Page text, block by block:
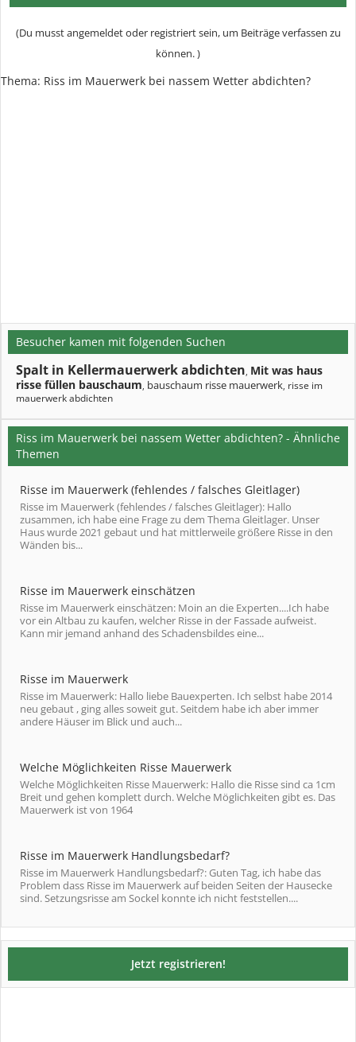
(Du musst angemeldet oder registriert sein, um Beiträge verfassen zu
können. )
Thema: Riss im Mauerwerk bei nassem Wetter abdichten?
Besucher kamen mit folgenden Suchen
Spalt in Kellermauerwerk abdichten, Mit was haus
risse füllen bauschaum, bauschaum risse mauerwerk, risse im
mauerwerk abdichten
Riss im Mauerwerk bei nassem Wetter abdichten? - Ähnliche
Themen
Risse im Mauerwerk (fehlendes / falsches Gleitlager)
Risse im Mauerwerk (fehlendes / falsches Gleitlager): Hallo
zusammen, ich habe eine Frage zu dem Thema Gleitlager. Unser
Haus wurde 2021 gebaut und hat mittlerweile größere Risse in den
Wänden bis...
Risse im Mauerwerk einschätzen
Risse im Mauerwerk einschätzen: Moin an die Experten....Ich habe
vor ein Altbau zu kaufen, welcher Risse in der Fassade aufweist.
Kann mir jemand anhand des Schadensbildes eine...
Risse im Mauerwerk
Risse im Mauerwerk: Hallo liebe Bauexperten. Ich selbst habe 2014
neu gebaut , ging alles soweit gut. Seitdem habe ich aber immer
andere Häuser im Blick und auch...
Welche Möglichkeiten Risse Mauerwerk
Welche Möglichkeiten Risse Mauerwerk: Hallo die Risse sind ca 1cm
Breit und gehen komplett durch. Welche Möglichkeiten gibt es. Das
Mauerwerk ist von 1964
Risse im Mauerwerk Handlungsbedarf?
Risse im Mauerwerk Handlungsbedarf?: Guten Tag, ich habe das
Problem dass Risse im Mauerwerk auf beiden Seiten der Hausecke
sind. Setzungsrisse am Sockel konnte ich nicht feststellen....
Jetzt registrieren!